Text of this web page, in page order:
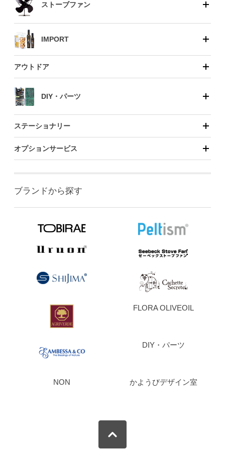
ストーブファン
IMPORT
アウトドア
DIY・パーツ
ステーショナリー
オプションサービス
ブランドから探す
FLORA OLIVEOIL
DIY・パーツ
NON かようびデザイン室